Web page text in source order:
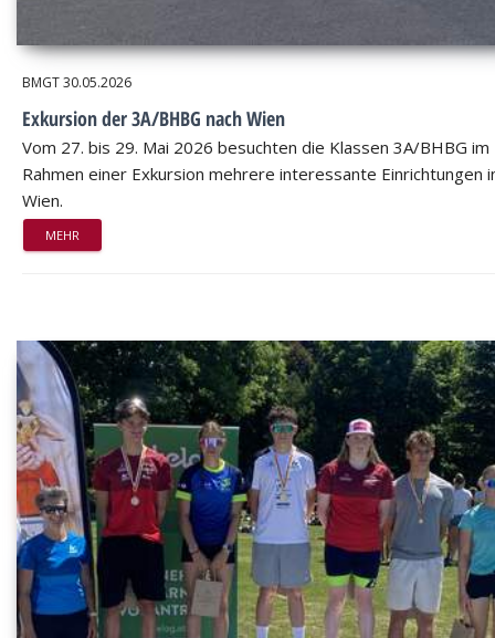
BMGT30.05.2026
Exkursion der 3A/BHBG nach Wien
Vom 27. bis 29. Mai 2026 besuchten die Klassen 3A/BHBG im
Rahmen einer Exkursion mehrere interessante Einrichtungen
Wien.
MEHR